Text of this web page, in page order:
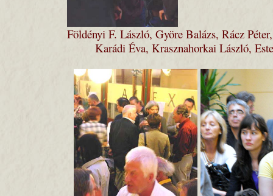
Földényi F. László, Györe Balázs, Rácz
Karádi Éva, Krasznahorkai László,